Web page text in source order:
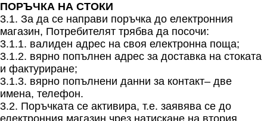
ПОРЪЧКА НА СТОКИ
3.1. За да се направи поръчка до електронния
магазин, Потребителят трябва да посочи:
3.1.1. валиден адрес на своя електронна поща;
3.1.2. вярно попълнен адрес за доставка на стоката
и фактуриране;
3.1.3. вярно попълнени данни за контакт– две
имена, телефон.
3.2. Поръчката се активира, т.е. заявява се до